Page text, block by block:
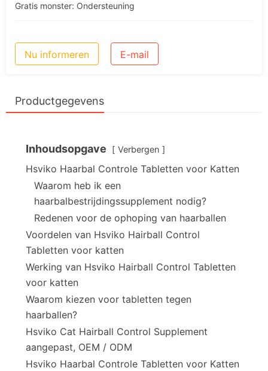
Gratis monster: Ondersteuning
Nu informeren E-mail
Productgegevens
Inhoudsopgave Verbergen
Hsviko Haarbal Controle Tabletten voor Katten
Waarom heb ik een
haarbalbestrijdingssupplement nodig?
Redenen voor de ophoping van haarballen
Voordelen van Hsviko Hairball Control
Tabletten voor katten
Werking van Hsviko Hairball Control Tabletten
voor katten
Waarom kiezen voor tabletten tegen
haarballen?
Hsviko Cat Hairball Control Supplement
aangepast, OEM / ODM
Hsviko Haarbal Controle Tabletten voor Katten